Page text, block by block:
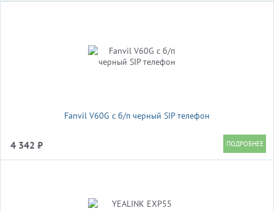
Fanvil V60G c б/п черный SIP телефон
4 342 ₽